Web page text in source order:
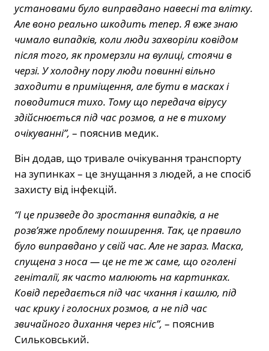
установами було виправдано навесні та влітку.
Але воно реально шкодить тепер. Я вже знаю
чимало випадків, коли люди захворіли ковідом
після того, як промерзли на вулиці, стоячи в
черзі. У холодну пору люди повинні вільно
заходити в приміщення, але бути в масках і
поводитися тихо. Тому що передача вірусу
здійснюється під час розмов, а не в тихому
очікуванні”, – пояснив медик.
Він додав, що тривале очікування транспорту
на зупинках – це знущання з людей, а не спосіб
захисту від інфекцій.
“І це призведе до зростання випадків, а не
розв’яже проблему поширення. Так, це правило
було виправдано у свій час. Але не зараз. Маска,
спущена з носа — це не те ж саме, що оголені
геніталії, як часто малюють на картинках.
Ковід передається під час чхання і кашлю, під
час крику і голосних розмов, а не під час
звичайного дихання через ніс”, – пояснив
Сильковський.